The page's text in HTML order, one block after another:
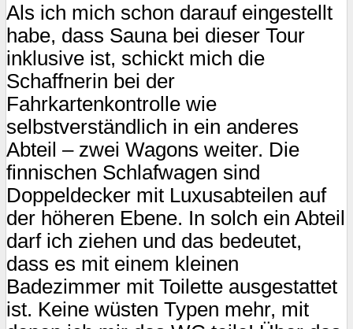
Als ich mich schon darauf eingestellt
habe, dass Sauna bei dieser Tour
inklusive ist, schickt mich die
Schaffnerin bei der
Fahrkartenkontrolle wie
selbstverständlich in ein anderes
Abteil – zwei Wagons weiter. Die
finnischen Schlafwagen sind
Doppeldecker mit Luxusabteilen auf
der höheren Ebene. In solch ein Abteil
darf ich ziehen und das bedeutet,
dass es mit einem kleinen
Badezimmer mit Toilette ausgestattet
ist. Keine wüsten Typen mehr, mit